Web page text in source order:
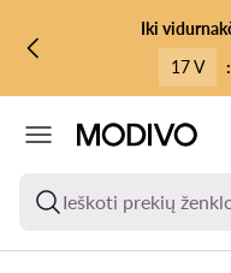
PEREITI PRIE
PEREITI Į PAIEŠKĄ
Iki
17 V
:
Ieškoti prekių